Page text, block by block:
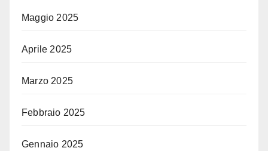
Maggio 2025
Aprile 2025
Marzo 2025
Febbraio 2025
Gennaio 2025